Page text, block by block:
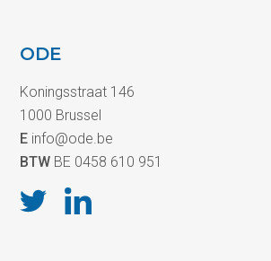
ODE
Koningsstraat 146
1000 Brussel
E info@ode.be
BTW BE 0458 610 951